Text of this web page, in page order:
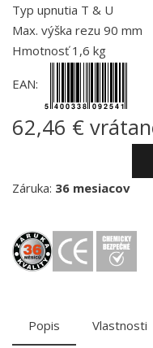
Typ upnutia T & U
Max. výška rezu 90 mm
Hmotnosť 1,6 kg
EAN:
62,46 €
Záruka: 36 mesiacov
Popis Vlastnosti